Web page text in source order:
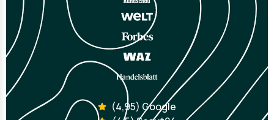
(4,95) Google